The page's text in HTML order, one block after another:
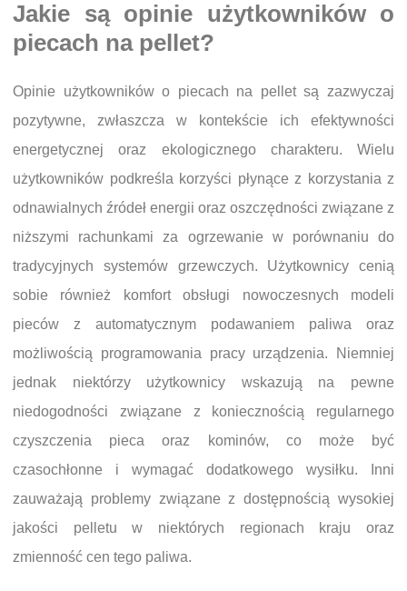
Jakie są opinie użytkowników o
piecach na pellet?
Opinie użytkowników o piecach na pellet są zazwyczaj
pozytywne, zwłaszcza w kontekście ich efektywności
energetycznej oraz ekologicznego charakteru. Wielu
użytkowników podkreśla korzyści płynące z korzystania z
odnawialnych źródeł energii oraz oszczędności związane z
niższymi rachunkami za ogrzewanie w porównaniu do
tradycyjnych systemów grzewczych. Użytkownicy cenią
sobie również komfort obsługi nowoczesnych modeli
pieców z automatycznym podawaniem paliwa oraz
możliwością programowania pracy urządzenia. Niemniej
jednak niektórzy użytkownicy wskazują na pewne
niedogodności związane z koniecznością regularnego
czyszczenia pieca oraz kominów, co może być
czasochłonne i wymagać dodatkowego wysiłku. Inni
zauważają problemy związane z dostępnością wysokiej
jakości pelletu w niektórych regionach kraju oraz
zmienność cen tego paliwa.